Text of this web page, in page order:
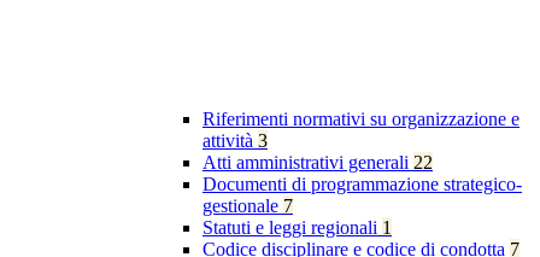
Riferimenti normativi su organizzazione e
attività 3
Atti amministrativi generali 22
Documenti di programmazione strategico-
gestionale 7
Statuti e leggi regionali 1
Codice disciplinare e codice di condotta 7